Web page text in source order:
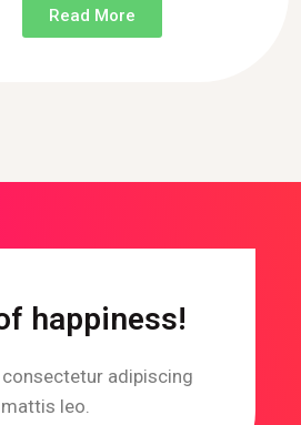
Read More
happiness!
adipiscing
leo.